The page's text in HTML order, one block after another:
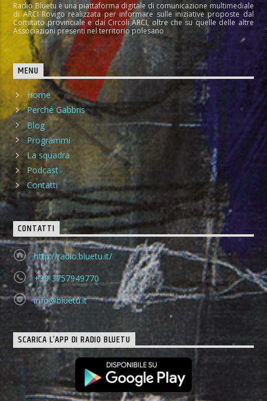
Radio Bluetu è una piattaforma digitale di comunicazione multimediale
di ARCI Rovigo realizzata per informare sulle iniziative proposte dal
Comitato provinciale e dai Circoli ARCI, oltre che su quelle delle altre
Associazioni presenti nel territorio polesano
MENU
Home
Perché Gabbris
Blog
Programmi
La squadra
Podcast
Contatti
CONTATTI
http://radio.bluetu.it/
+39 3757949770
info@bluetu.it
SCARICA L’APP DI RADIO BLUETU